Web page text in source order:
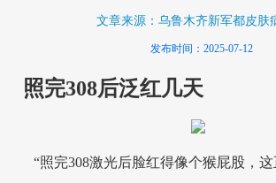
文章来源：乌鲁木齐新军都皮肤
发布时间：2025-07-12
照完308后泛红几天
“照完308激光后脸红得像个猴屁股，